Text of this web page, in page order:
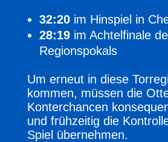
32:20im Hinspiel in
28:19im Achtelfinale
Regionspokals
Um erneut in diese
kommen, müssen die
Konterchancen
und frühzeitig die
Spiel übernehmen.